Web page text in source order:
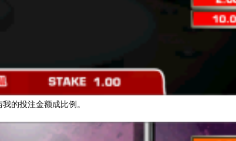
的投注金额成比例。